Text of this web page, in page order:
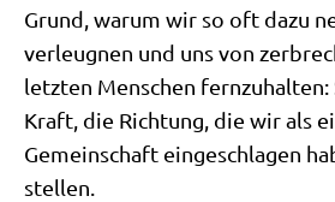
Grund, war­um wir so oft dazu
ver­leug­nen und uns von
letz­ten Men­schen fern­zu­hal­ten:
Kraft, die Rich­tung, die wir als
Gemein­schaft ein­ge­schla­gen
stellen.